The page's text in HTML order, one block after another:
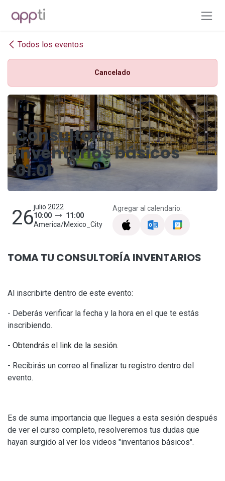
Todos los eventos
Cancelado
Consultoría
inventarios básicos
01.01
26julio 2022
10:00
11:00
America/Mexico_City
Agregar al calendario:
TOMA TU CONSULTORÍA INVENTARIOS
Al inscribirte dentro de este evento:
- Deberás verificar la fecha y la hora en el que te estás
inscribiendo.
- Obtendrás el link de la sesión.
- Recibirás un correo al finalizar tu registro dentro del
evento.
Es de suma importancia que llegues a esta sesión después
de ver el curso completo, resolveremos tus dudas que
hayan surgido al ver los videos "inventarios básicos".